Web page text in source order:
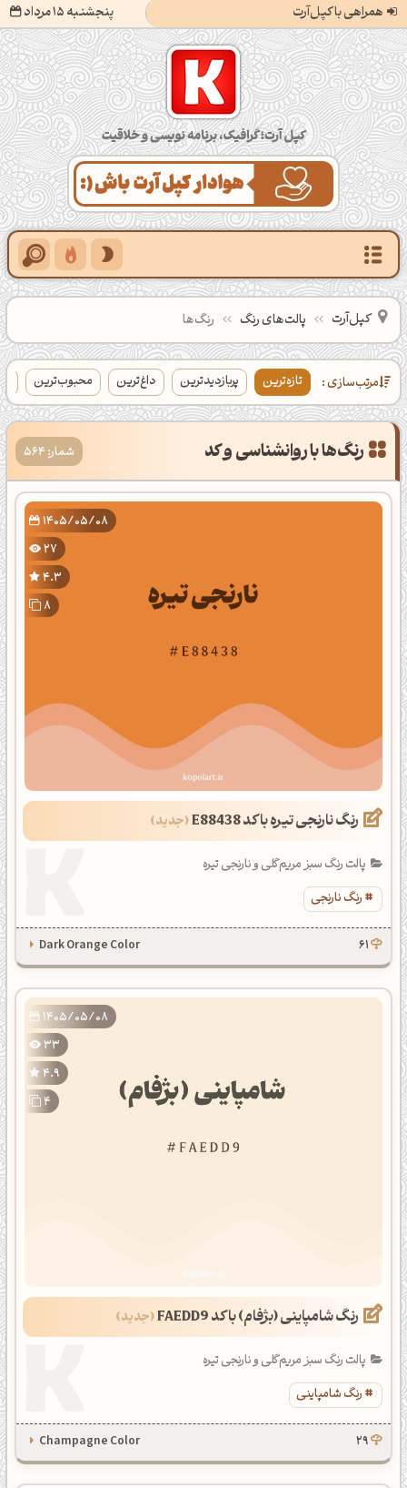
همراهی با کپل‌آرت پنجشنبه 15 مرداد
کپل‌آرت؛ گرافیک، برنامه‌نویسی و خلاقیت
کپل‌آرت پالت‌های رنگ رنگ‌ها
مرتب‌سازی : تازه‌ترین پربازدیدترین داغ‌ترین محبوب‌ترین
شمار: 564
1405/05/08
27
4.3
8
رنگ نارنجی تیره با کد E88438
پالت رنگ سبز مریم‌گلی و نارنجی تیره
رنگ نارنجی
61
Dark Orange Color
1405/05/08
33
4.9
4
رنگ شامپاینی (بژفام) با کد FAEDD9
پالت رنگ سبز مریم‌گلی و نارنجی تیره
رنگ شامپاینی
29
Champagne Color